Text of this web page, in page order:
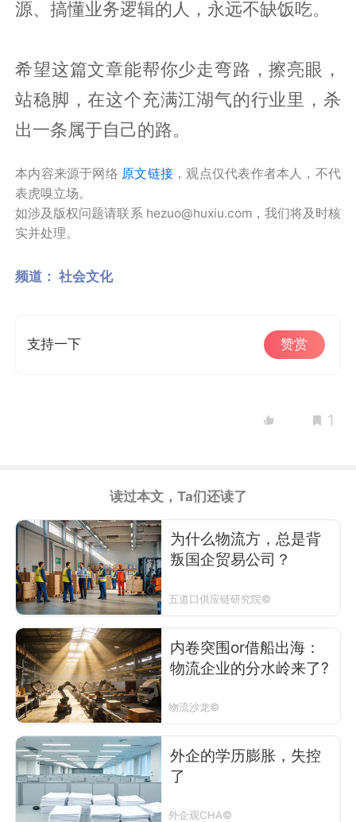
源、搞懂业务逻辑的人，永远不缺饭吃。
希望这篇文章能帮你少走弯路，擦亮眼，
站稳脚，在这个充满江湖气的行业里，杀
出一条属于自己的路。
本内容来源于网络 原文链接 ，观点仅代表作者本人，不代
表虎嗅立场。
如涉及版权问题请联系 hezuo@huxiu.com，我们将及时核
实并处理。
频道： 社会文化
支持一下 赞赏
1
读过本文，Ta们还读了
为什么物流方，总是背
叛国企贸易公司？
五道口供应链研究院©
内卷突围or借船出海：
物流企业的分水岭来了?
物流沙龙©
外企的学历膨胀，失控
了
外企观CHA©